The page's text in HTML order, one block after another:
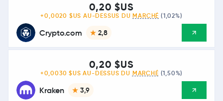
Crypto.com 2,8
0,20 $US
+0,0020 $US AU-DESSUS DU MARCHÉ (1,02%)
Kraken 3,9
0,20 $US
+0,0030 $US AU-DESSUS DU MARCHÉ (1,50%)